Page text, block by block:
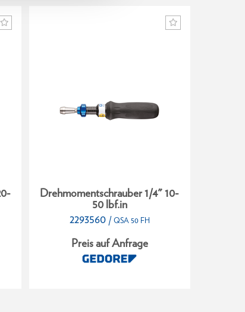
Drehmomentschrauber 1/4" 10-
50 lbf.in
2293560 / QSA 50 FH
Preis auf Anfrage